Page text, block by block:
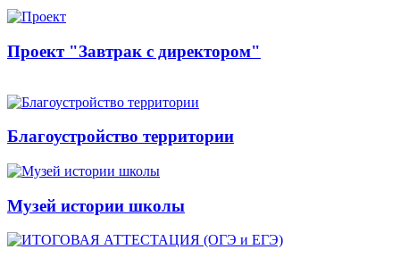
Проект "Завтрак с директором"
Благоустройство территории
Музей истории школы